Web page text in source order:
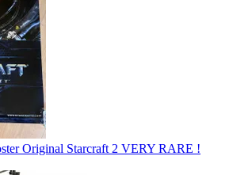
Original Starcraft 2 VERY RARE !